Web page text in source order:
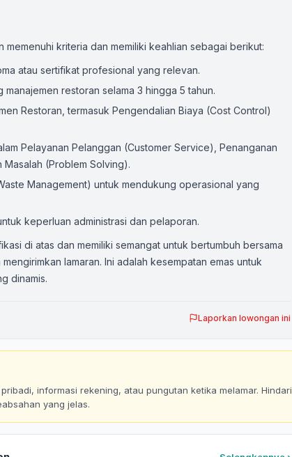
kriteria dan memiliki keahlian sebagai berikut:
atau sertifikat profesional yang relevan.
restoran selama 3 hingga 5 tahun.
Restoran, termasuk Pengendalian Biaya (Cost Control)
Pelayanan Pelanggan (Customer Service), Penanganan
Masalah (Problem Solving).
Management) untuk mendukung operasional yang
keperluan administrasi dan pelaporan.
di atas dan memiliki semangat untuk bertumbuh bersama
lamaran. Ini adalah kesempatan emas untuk
dinamis.
Laporkan lowongan ini
informasi rekening, atau pungutan ketika melamar. Hindari
yang jelas.